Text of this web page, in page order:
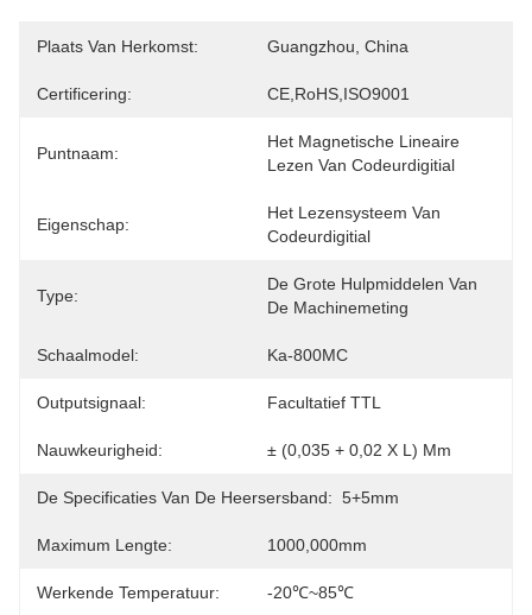
Plaats Van Herkomst: Guangzhou, China
Certificering: CE,RoHS,ISO9001
Puntnaam:
Het Magnetische Lineaire
Lezen Van Codeurdigitial
Eigenschap:
Het Lezensysteem Van
Codeurdigitial
Type:
De Grote Hulpmiddelen Van
De Machinemeting
Schaalmodel: Ka-800MC
Outputsignaal: Facultatief TTL
Nauwkeurigheid: ± (0,035 + 0,02 X L) Mm
De Specificaties Van De Heersersband: 5+5mm
Maximum Lengte: 1000,000mm
Werkende Temperatuur: -20℃~85℃